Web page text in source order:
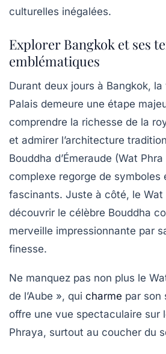
culturelles inégalées.
Explorer Bangkok et ses
emblématiques
Durant deux jours à Bangkok,
Palais demeure une étape
comprendre la richesse de la
et admirer l’architecture
Bouddha d’Émeraude (Wat
complexe regorge de symboles
fascinants. Juste à côté, le Wat
découvrir le célèbre Bouddha
merveille impressionnante par
finesse.
Ne manquez pas non plus le
de l’Aube », qui charme par son
offre une vue spectaculaire sur
Phraya, surtout au coucher du